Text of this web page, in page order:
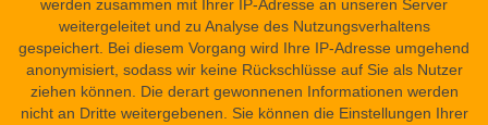
Europe » Italy » (Cities Q-Z) » Turin » Museo Egizio
Find spot
Nile Delta » Southern Delta » East Part » Heliopolis,
werden zusammen mit Ihrer IP-Adresse an unseren Server
weitergeleitet und zu Analyse des Nutzungsverhaltens
gespeichert. Bei diesem Vorgang wird Ihre IP-Adresse umgehend
anonymisiert, sodass wir keine Rückschlüsse auf Sie als Nutzer
ziehen können. Die derart gewonnenen Informationen werden
nicht an Dritte weitergebenen. Sie können die Einstellungen Ihrer
leipzig.de/en/documents/healing-statue-of-psammetik-seneb?version=4
Versioning
This is the newest version (#4: Apr 09, 2026 11:31 AM).
Other versions